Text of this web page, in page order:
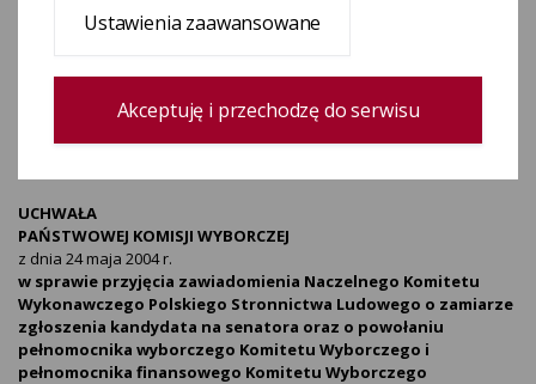
senatora oraz o powołaniu
pełnomocnika wyborczego
Komitetu Wyb
UCHWAŁA
PAŃSTWOWEJ KOMISJI WYBORCZEJ
z dnia 24 maja 2004 r.
w sprawie przyjęcia zawiadomienia Naczelnego Komitetu
Wykonawczego Polskiego Stronnictwa Ludowego o zamiarze
zgłoszenia kandydata na senatora oraz o powołaniu
pełnomocnika wyborczego Komitetu Wyborczego i
pełnomocnika finansowego Komitetu Wyborczego
Ustawienia zaawansowane
Akceptuję i przechodzę do serwisu